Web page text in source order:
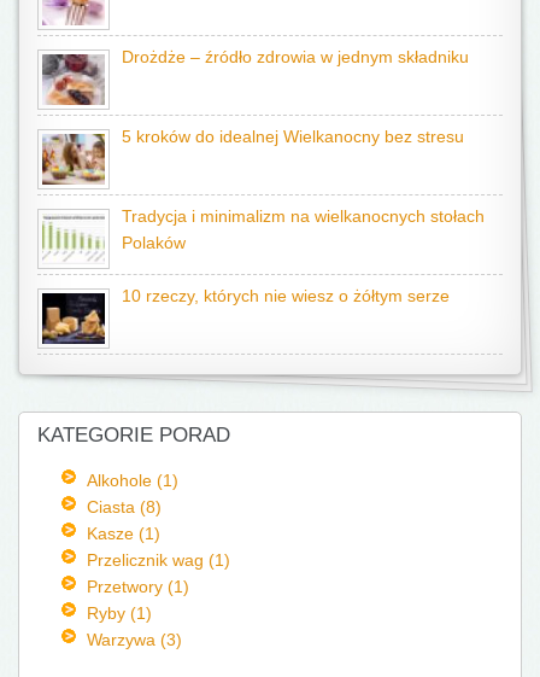
Drożdże – źródło zdrowia w jednym składniku
5 kroków do idealnej Wielkanocny bez stresu
Tradycja i minimalizm na wielkanocnych stołach
Polaków
10 rzeczy, których nie wiesz o żółtym serze
KATEGORIE PORAD
Alkohole (1)
Ciasta (8)
Kasze (1)
Przelicznik wag (1)
Przetwory (1)
Ryby (1)
Warzywa (3)